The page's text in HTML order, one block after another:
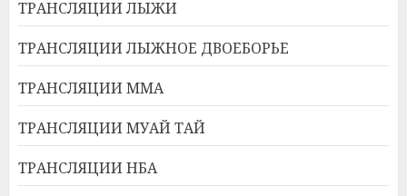
ТРАНСЛЯЦИИ ЛЫЖИ
ТРАНСЛЯЦИИ ЛЫЖНОЕ ДВОЕБОРЬЕ
ТРАНСЛЯЦИИ ММА
ТРАНСЛЯЦИИ МУАЙ ТАЙ
ТРАНСЛЯЦИИ НБА